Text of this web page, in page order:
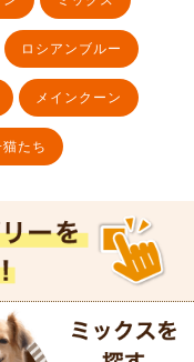
ロシアンブルー
メインクーン
たち